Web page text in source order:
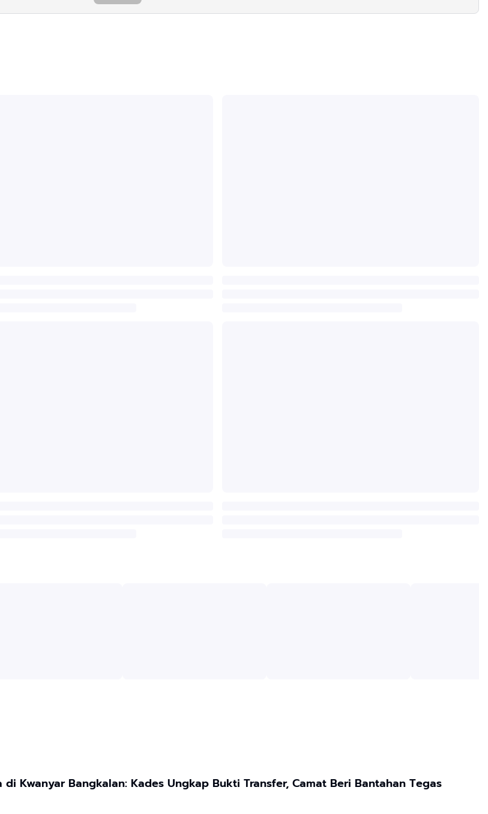
di Kwanyar Bangkalan: Kades Ungkap Bukti Transfer, Camat Beri Bantahan Tegas